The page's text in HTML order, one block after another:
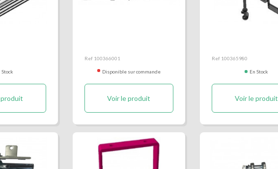
Stock
Ref 100366001
Disponible sur commande
Voir le produit
Ref 100365980
En Stock
Voir le produit